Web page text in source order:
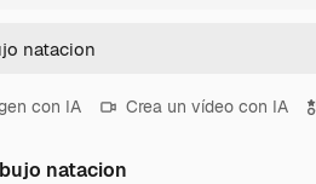
con IA Crea un vídeo con IA
natacion